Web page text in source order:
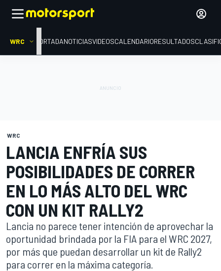
WRC PORTADANOTICIASVIDEOSCALENDARIORESULTADOS
WRC
LANCIA ENFRÍA SUS
POSIBILIDADES DE CORRER
EN LO MÁS ALTO DEL WRC
CON UN KIT RALLY2
Lancia no parece tener intención de aprovechar la
oportunidad brindada por la FIA para el WRC 2027,
por más que puedan desarrollar un kit de Rally2
para correr en la máxima categoría.